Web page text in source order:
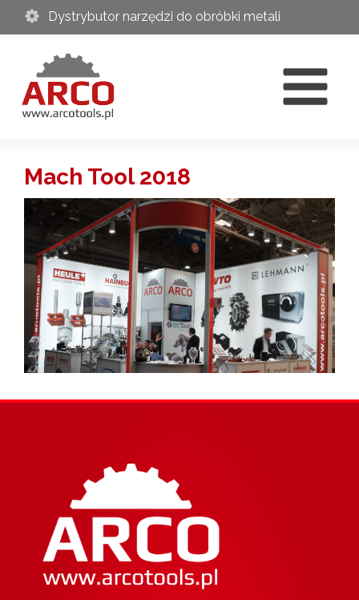
Dystrybutor narzędzi do obróbki metali
Mach Tool 2018